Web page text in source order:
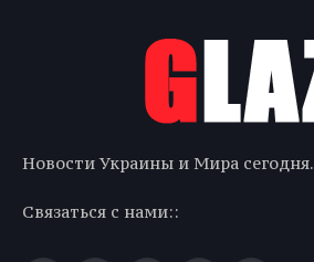
Новости Украины и Мира сегодня.
Связаться с нами::